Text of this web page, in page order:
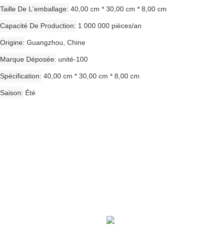
Taille De L'emballage 40,00 cm * 30,00 cm * 8,00 cm
Capacité De Production 1 000 000 pièces/an
Origine Guangzhou, Chine
Marque Déposée unité-100
Spécification 40,00 cm * 30,00 cm * 8,00 cm
Saison Été